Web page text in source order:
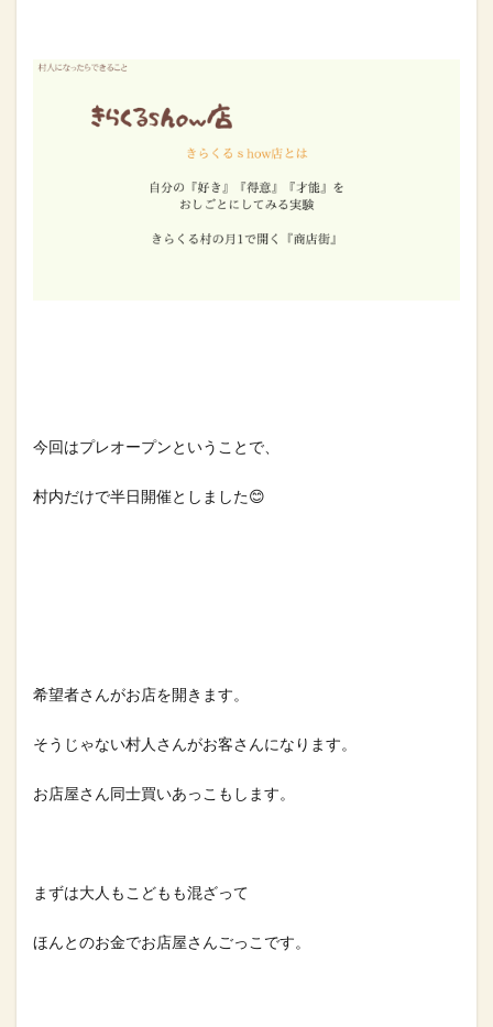
今回はプレオープンということで、⁡
村内だけで半日開催としました😊⁡
希望者さんがお店を開きます。⁡
そうじゃない村人さんがお客さんになります。
お店屋さん同士買いあっこもします。⁡
まずは大人もこどもも混ざって
ほんとのお金でお店屋さんごっこです。